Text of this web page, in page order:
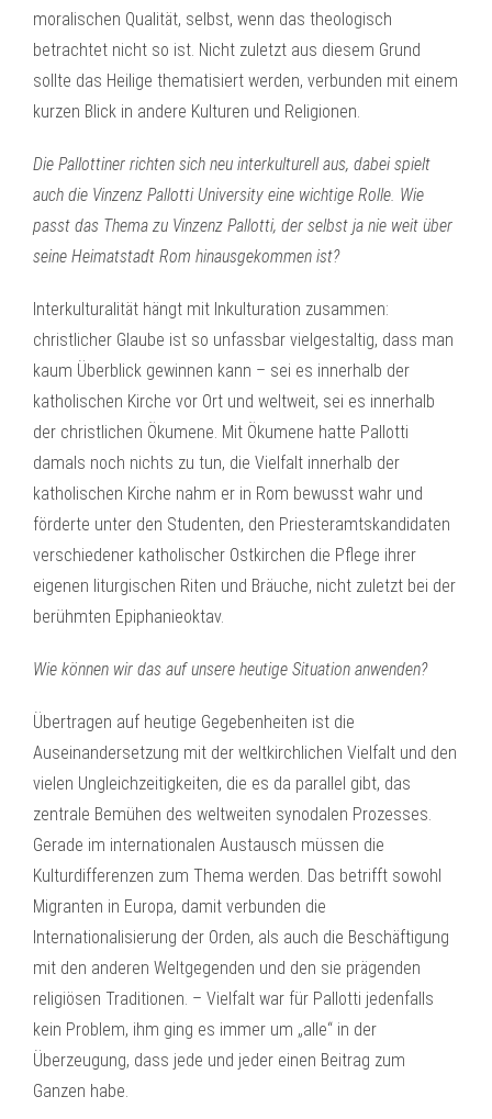
moralischen Qualität, selbst, wenn das theologisch
betrachtet nicht so ist. Nicht zuletzt aus diesem Grund
sollte das Heilige thematisiert werden, verbunden mit einem
kurzen Blick in andere Kulturen und Religionen.
Die Pallottiner richten sich neu interkulturell aus, dabei spielt
auch die Vinzenz Pallotti University eine wichtige Rolle. Wie
passt das Thema zu Vinzenz Pallotti, der selbst ja nie weit über
seine Heimatstadt Rom hinausgekommen ist?
Interkulturalität hängt mit Inkulturation zusammen:
christlicher Glaube ist so unfassbar vielgestaltig, dass man
kaum Überblick gewinnen kann – sei es innerhalb der
katholischen Kirche vor Ort und weltweit, sei es innerhalb
der christlichen Ökumene. Mit Ökumene hatte Pallotti
damals noch nichts zu tun, die Vielfalt innerhalb der
katholischen Kirche nahm er in Rom bewusst wahr und
förderte unter den Studenten, den Priesteramtskandidaten
verschiedener katholischer Ostkirchen die Pflege ihrer
eigenen liturgischen Riten und Bräuche, nicht zuletzt bei der
berühmten Epiphanieoktav.
Wie können wir das auf unsere heutige Situation anwenden?
Übertragen auf heutige Gegebenheiten ist die
Auseinandersetzung mit der weltkirchlichen Vielfalt und den
vielen Ungleichzeitigkeiten, die es da parallel gibt, das
zentrale Bemühen des weltweiten synodalen Prozesses.
Gerade im internationalen Austausch müssen die
Kulturdifferenzen zum Thema werden. Das betrifft sowohl
Migranten in Europa, damit verbunden die
Internationalisierung der Orden, als auch die Beschäftigung
mit den anderen Weltgegenden und den sie prägenden
religiösen Traditionen. – Vielfalt war für Pallotti jedenfalls
kein Problem, ihm ging es immer um „alle“ in der
Überzeugung, dass jede und jeder einen Beitrag zum
Ganzen habe.